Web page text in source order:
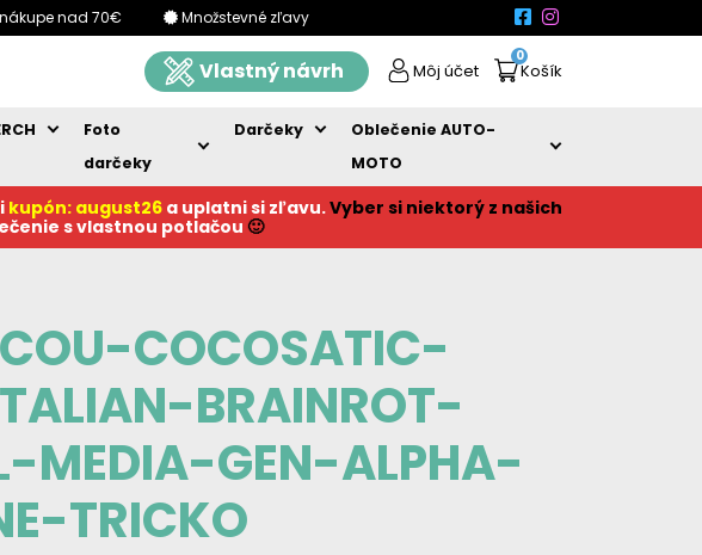
nákupe nad 70€ Množstevné zľavy
Vlastný návrh Môj účet
0
Košík
Foto
darčeky
Darčeky
Oblečenie AUTO-
MOTO
kupón: august26 a uplatni si zľavu.Vyber si niektorý z našich
s vlastnou potlačou 🙂
COCOSATIC-
BRAINROT-
MEDIA-GEN-ALPHA-
TRICKO